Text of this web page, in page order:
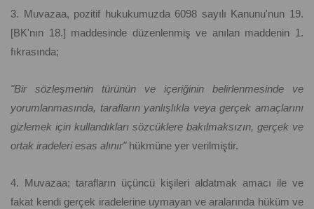
3. Muvazaa, pozitif hukukumuzda 6098 sayılı Kanunu'nun 19.
[BK'nın 18.] maddesinde düzenlenmiş ve anılan maddenin 1.
fıkrasında;
"Bir sözleşmenin türünün ve içeriğinin belirlenmesinde ve
yorumlanmasında, tarafların yanlışlıkla veya gerçek amaçlarını
gizlemek için kullandıkları sözcüklere bakılmaksızın, gerçek ve
ortak iradeleri esas alınır" hükmüne yer verilmiştir.
4. Muvazaa; tarafların üçüncü kişileri aldatmak amacı ile ve
fakat kendi gerçek iradelerine uymayan ve aralarında hüküm ve